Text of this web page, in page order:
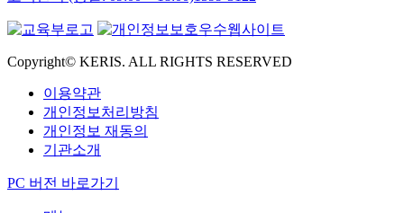
Copyright© KERIS. ALL RIGHTS RESERVED
이용약관
개인정보처리방침
개인정보 재동의
기관소개
PC 버전 바로가기